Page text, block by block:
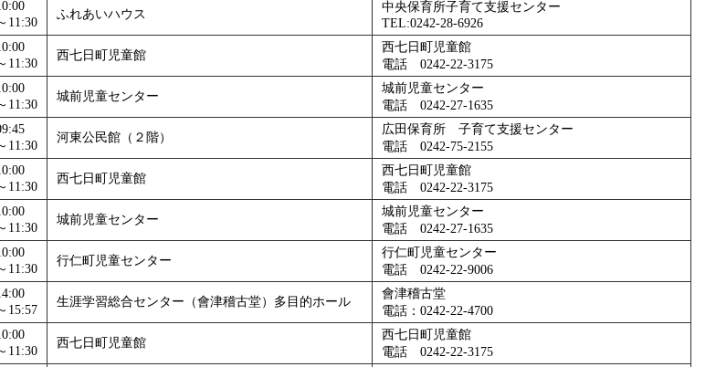
11:30
ふれあいハウス
中央保育所子育て支援センター
TEL:0242-28-6926
11:30
西七日町児童館
西七日町児童館
電話 0242-22-3175
11:30
城前児童センター
城前児童センター
電話 0242-27-1635
11:30
河東公民館（２階）
広田保育所 子育て支援センター
電話 0242-75-2155
11:30
西七日町児童館
西七日町児童館
電話 0242-22-3175
11:30
城前児童センター
城前児童センター
電話 0242-27-1635
11:30
行仁町児童センター
行仁町児童センター
電話 0242-22-9006
15:57
生涯学習総合センター（會津稽古堂）多目的ホール
會津稽古堂
電話：0242-22-4700
11:30
西七日町児童館
西七日町児童館
電話 0242-22-3175